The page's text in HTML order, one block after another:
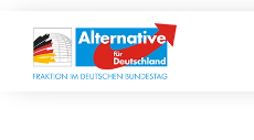
Inhalt
springen